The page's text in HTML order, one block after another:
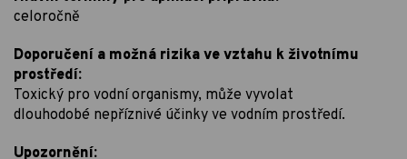
celoročně
Doporučení a možná rizika ve vztahu k životnímu
prostředí:
Toxický pro vodní organismy, může vyvolat
dlouhodobé nepříznivé účinky ve vodním prostředí.
Upozornění: